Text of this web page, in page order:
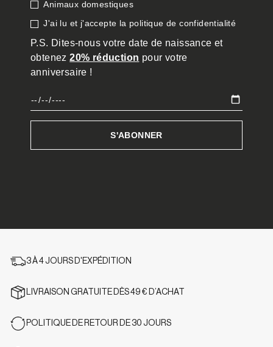
3 À 4 JOURS D'EXPÉDITION
LIVRAISON GRATUITE DÈS 49 € D’ACHAT
POLITIQUE DE RETOUR DE 30 JOURS